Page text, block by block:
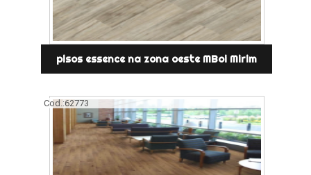
pisos essence na zona oeste MBoi Mirim
Cod.:62773